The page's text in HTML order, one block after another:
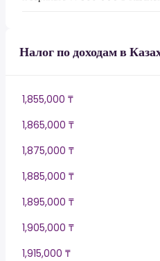
Налог по доходам в
1,855,000 ₸
1,865,000 ₸
1,875,000 ₸
1,885,000 ₸
1,895,000 ₸
1,905,000 ₸
1,915,000 ₸